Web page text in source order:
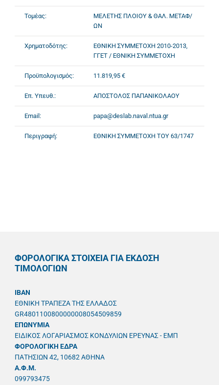
Τομέας:
ΜΕΛΕΤΗΣ ΠΛΟΙΟΥ & ΘΑΛ. ΜΕΤΑΦ/
ΩΝ
Χρηματοδότης:
ΕΘΝΙΚΗ ΣΥΜΜΕΤΟΧΗ 2010-2013,
ΓΓΕΤ / ΕΘΝΙΚΗ ΣΥΜΜΕΤΟΧΗ
Προϋπολογισμός: 11.819,95 €
Επ. Υπευθ.: ΑΠΟΣΤΟΛΟΣ ΠΑΠΑΝΙΚΟΛΑΟΥ
Email: papa@deslab.naval.ntua.gr
Περιγραφή: ΕΘΝΙΚΗ ΣΥΜΜΕΤΟΧΗ ΤΟΥ 63/1747
ΦΟΡΟΛΟΓΙΚΑ ΣΤΟΙΧΕΙΑ ΓΙΑ ΕΚΔΟΣΗ
ΤΙΜΟΛΟΓΙΩΝ
IBAN
ΕΘΝΙΚΗ ΤΡΑΠΕΖΑ ΤΗΣ ΕΛΛΑΔΟΣ
GR4801100800000008054509859
ΕΠΩΝΥΜΙΑ
ΕΙΔΙΚΟΣ ΛΟΓΑΡΙΑΣΜΟΣ ΚΟΝΔΥΛΙΩΝ ΕΡΕΥΝΑΣ - ΕΜΠ
ΦΟΡΟΛΟΓΙΚΗ ΕΔΡΑ
ΠΑΤΗΣΙΩΝ 42, 10682 ΑΘΗΝΑ
A.Φ.Μ.
099793475